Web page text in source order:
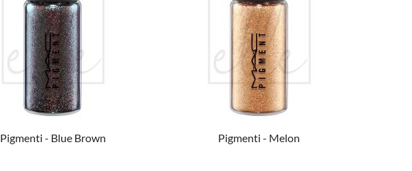
Pigmenti - Blue Brown Pigmenti - Melon